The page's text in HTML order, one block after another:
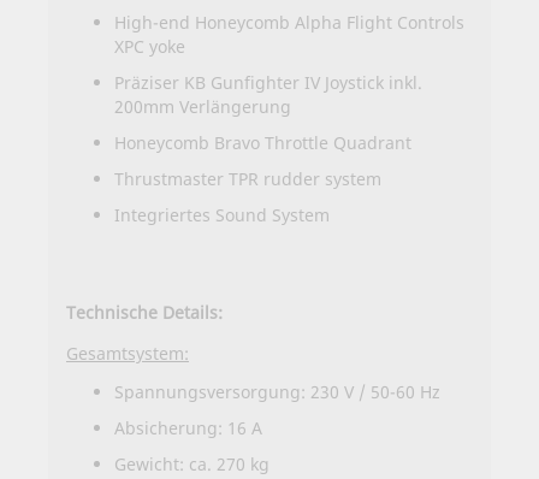
High-end Honeycomb Alpha Flight Controls
XPC yoke
Präziser KB Gunfighter IV Joystick inkl.
200mm Verlängerung
Honeycomb Bravo Throttle Quadrant
Thrustmaster TPR rudder system
Integriertes Sound System
Technische Details:
Gesamtsystem:
Spannungsversorgung: 230 V / 50-60 Hz
Absicherung: 16 A
Gewicht: ca. 270 kg